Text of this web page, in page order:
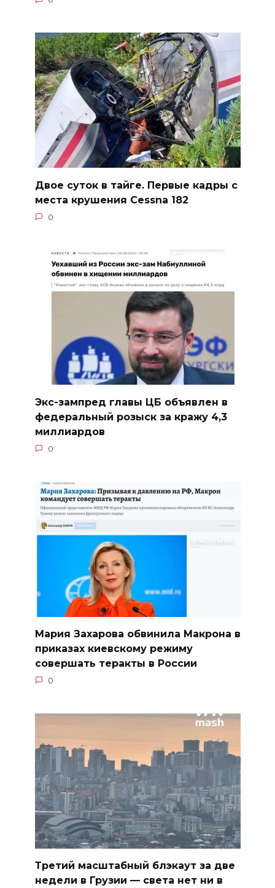
Двое суток в тайге. Первые кадры с
места крушения Cessna 182
0
Экс-зампред главы ЦБ объявлен в
федеральный розыск за кражу 4,3
миллиардов
0
Мария Захарова обвинила Макрона в
приказах киевскому режиму
совершать теракты в России
0
Третий масштабный блэкаут за две
недели в Грузии — света нет ни в